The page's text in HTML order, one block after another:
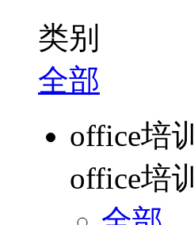
类别
全部
office培训
office培训